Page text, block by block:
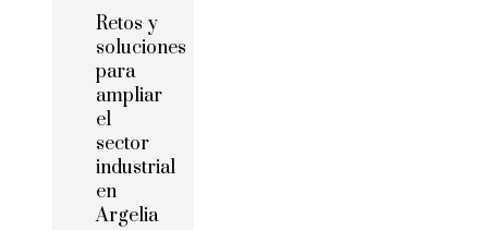
Retos y
soluciones
para
ampliar
el
sector
industrial
en
Argelia